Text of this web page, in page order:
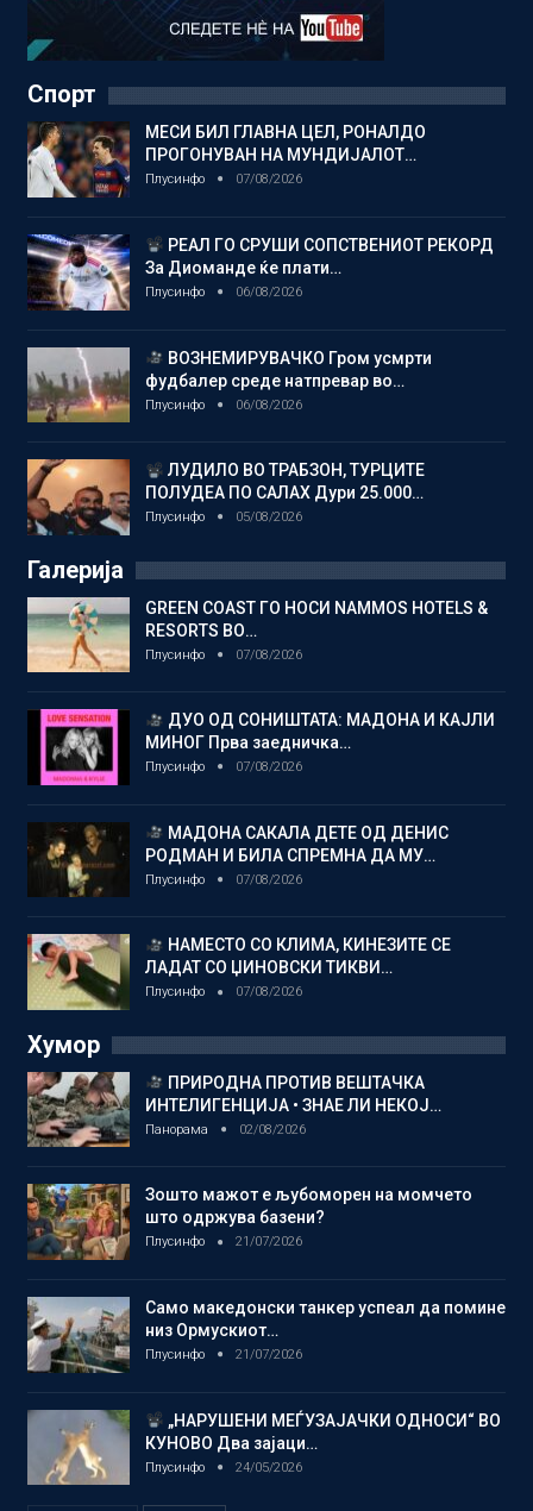
Спорт
МЕСИ БИЛ ГЛАВНА ЦЕЛ, РОНАЛДО
ПРОГОНУВАН НА МУНДИЈАЛОТ…
Плусинфо 07/08/2026
РЕАЛ ГО СРУШИ СОПСТВЕНИОТ РЕКОРД
За Диоманде ќе плати…
Плусинфо 06/08/2026
ВОЗНЕМИРУВАЧКО Гром усмрти
фудбалер среде натпревар во…
Плусинфо 06/08/2026
ЛУДИЛО ВО ТРАБЗОН, ТУРЦИТЕ
ПОЛУДЕА ПО САЛАХ Дури 25.000…
Плусинфо 05/08/2026
Галерија
GREEN COAST ГО НОСИ NAMMOS HOTELS &
RESORTS ВО…
Плусинфо 07/08/2026
ДУО ОД СОНИШТАТА: МАДОНА И КАЈЛИ
МИНОГ Прва заедничка…
Плусинфо 07/08/2026
МАДОНА САКАЛА ДЕТЕ ОД ДЕНИС
РОДМАН И БИЛА СПРЕМНА ДА МУ…
Плусинфо 07/08/2026
НАМЕСТО СО КЛИМА, КИНЕЗИТЕ СЕ
ЛАДАТ СО ЏИНОВСКИ ТИКВИ…
Плусинфо 07/08/2026
Хумор
ПРИРОДНА ПРОТИВ ВЕШТАЧКА
ИНТЕЛИГЕНЦИЈА • ЗНАЕ ЛИ НЕКОЈ…
Панорама 02/08/2026
Зошто мажот е љубоморен на момчето
што одржува базени?
Плусинфо 21/07/2026
Само македонски танкер успеал да помине
низ Ормускиот…
Плусинфо 21/07/2026
„НАРУШЕНИ МЕЃУЗАЈАЧКИ ОДНОСИ“ ВО
КУНОВО Два зајаци…
Плусинфо 24/05/2026